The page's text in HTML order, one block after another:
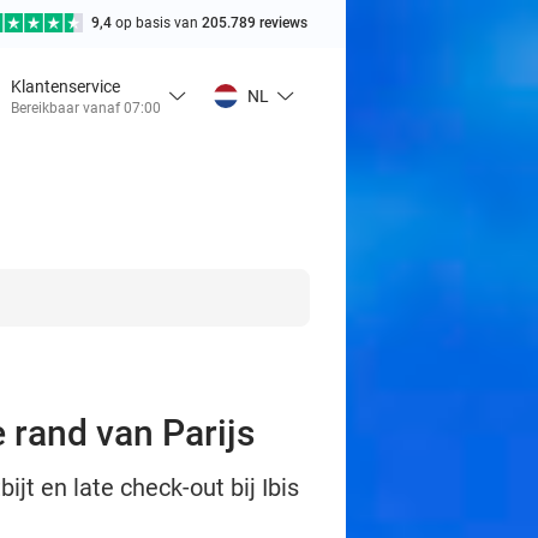
9,4 op basis van 205.789 reviews
Klantenservice
Bereikbaar vanaf 07:00
NL
rand van Parijs
en late check-out bij Ibis